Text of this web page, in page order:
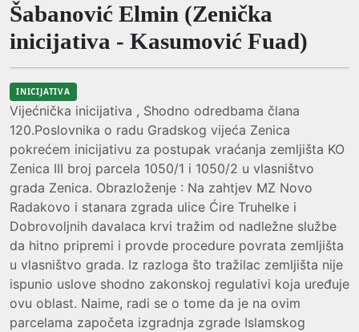
Šabanović Elmin (Zenička
inicijativa - Kasumović Fuad)
INICIJATIVA
Vijećnička inicijativa , Shodno odredbama člana
120.Poslovnika o radu Gradskog vijeća Zenica
pokrećem inicijativu za postupak vraćanja zemljišta KO
Zenica III broj parcela 1050/1 i 1050/2 u vlasništvo
grada Zenica. Obrazloženje : Na zahtjev MZ Novo
Radakovo i stanara zgrada ulice Ćire Truhelke i
Dobrovoljnih davalaca krvi tražim od nadležne službe
da hitno pripremi i provde procedure povrata zemljišta
u vlasništvo grada. Iz razloga što tražilac zemljišta nije
ispunio uslove shodno zakonskoj regulativi koja uređuje
ovu oblast. Naime, radi se o tome da je na ovim
parcelama započeta izgradnja zgrade Islamskog